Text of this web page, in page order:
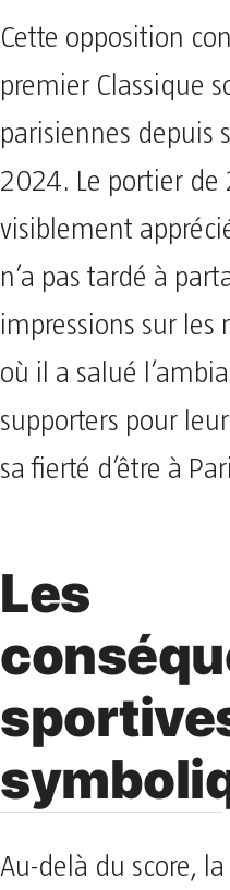
Cette opposition
premier Classique
parisiennes depuis
2024. Le portier de
visiblement
n’a pas tardé à
impressions sur les
où il a salué
supporters pour
sa fierté d’être à
Les
Au-delà du score,